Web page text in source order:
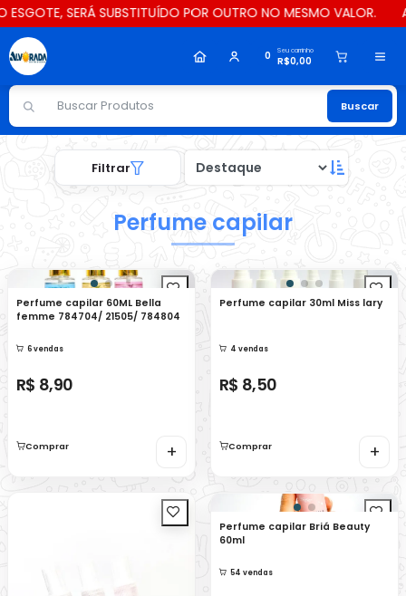
SERÁ SUBSTITUÍDO POR OUTRO NO MESMO VALOR.
0 Seu carrinho
R$0,00
Buscar
Filtrar
Perfume capilar
Perfume capilar 60ML Bella
femme 784704/ 21505/ 784804
6 vendas
R$ 8,90
Comprar +
Perfume capilar 30ml Miss lary
4 vendas
R$ 8,50
Comprar +
Perfume capilar Briá Beauty
60ml
54 vendas